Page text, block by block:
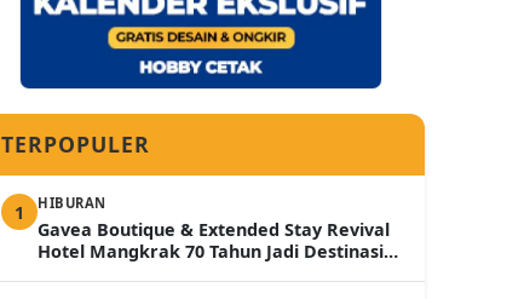
TERPOPULER
1 HIBURAN
Gavea Boutique & Extended Stay Revival
Hotel Mangkrak 70 Tahun Jadi Destinasi